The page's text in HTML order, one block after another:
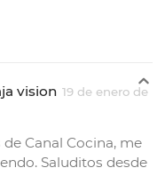
vision 19 de enero de
Canal Cocina, me
Saluditos desde